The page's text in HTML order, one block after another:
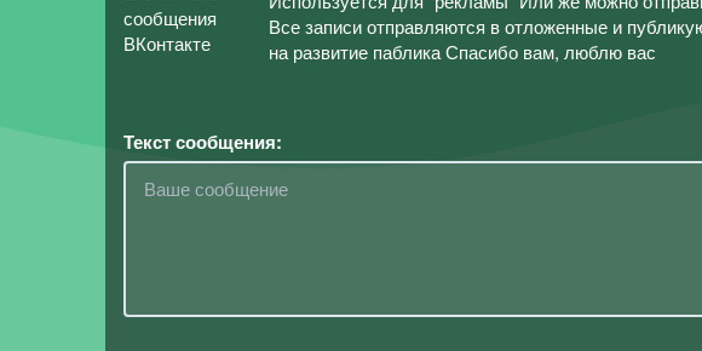
Все записи отправляются в отложенные и
на развитие паблика Спасибо вам, люблю вас
Текст сообщения: